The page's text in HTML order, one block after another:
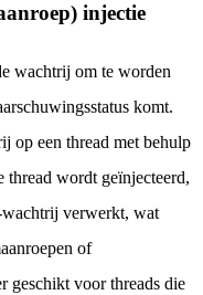
injectie
wachtrij om te worden
komt.
op een thread met behulp
wordt geïnjecteerd,
verwerkt, wat
of
geschikt voor threads die